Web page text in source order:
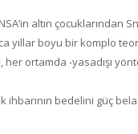
altın çocuklarından
yıllar boyu bir komplo
her ortamda -yasadışı
bedelini güç bela